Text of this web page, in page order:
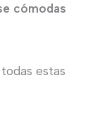
cómodas
estas